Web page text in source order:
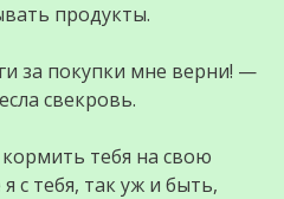
продукты.
за покупки мне верни! —
свекровь.
тебя на свою
с тебя, так уж и быть,